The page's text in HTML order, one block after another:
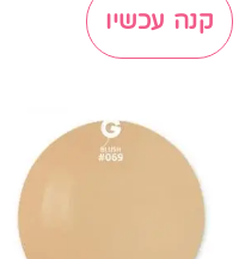
קנה עכשיו